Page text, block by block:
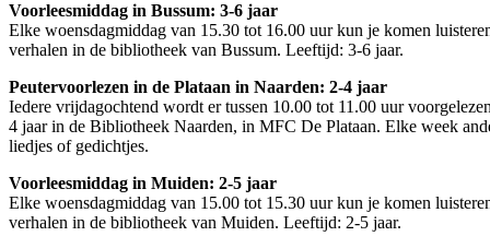
Voorleesmiddag in Bussum: 3-6 jaar
Elke woensdagmiddag van 15.30 tot 16.00 uur kun je komen
verhalen in de bibliotheek van Bussum. Leeftijd: 3-6 jaar.
Peutervoorlezen in de Plataan in Naarden: 2-4 jaar
Iedere vrijdagochtend wordt er tussen 10.00 tot 11.00 uur
4 jaar in de Bibliotheek Naarden, in MFC De Plataan. Elke week
liedjes of gedichtjes.
Voorleesmiddag in Muiden: 2-5 jaar
Elke woensdagmiddag van 15.00 tot 15.30 uur kun je komen
verhalen in de bibliotheek van Muiden. Leeftijd: 2-5 jaar.